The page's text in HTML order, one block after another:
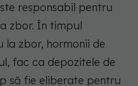
responsabil pentru
zbor. În timpul
la zbor, hormonii de
fac ca depozitele de
să fie eliberate pentru